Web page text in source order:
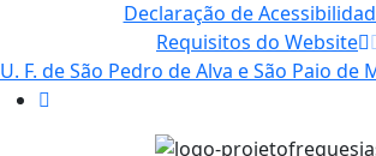
Declaração de
Requisitos do Website
U. F. de São Pedro de Alva e São Paio de